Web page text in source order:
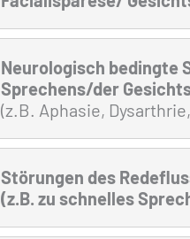
Neurologisch bedingte
Sprechens/der
(z.B. Aphasie,
Störungen des
(z.B. zu schnelles